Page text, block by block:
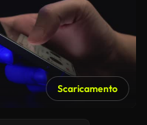
Scaricamento